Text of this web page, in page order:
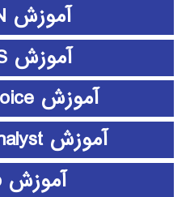
آموزش ePLAN
آموزش ETABS
آموزش expert choice
آموزش Frontier Analyst
آموزش github